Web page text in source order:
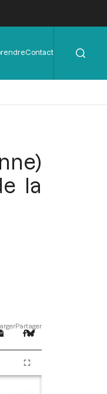
Contact
la
Partager